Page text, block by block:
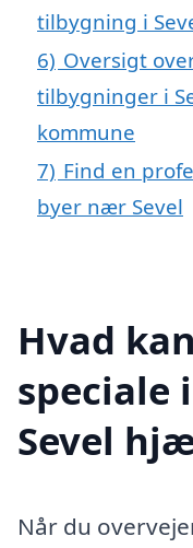
tilbygning i
6) Oversigt
tilbygninger i
kommune
7) Find en
byer nær Sevel
Hvad
speciale
Sevel
Når du